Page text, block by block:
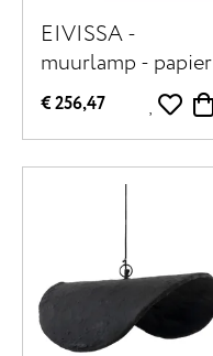
EIVISSA -
muurlamp - papier
mâché - DIA 60
cm - beige
€ 256,47